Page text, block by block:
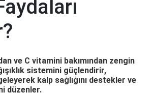
ve C vitamini bakımından zengin
sistemini güçlendirir,
kalp sağlığını destekler ve
düzenler.